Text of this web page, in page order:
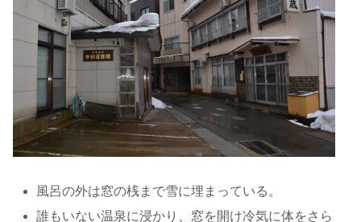
風呂の外は窓の桟まで雪に埋まっている。
誰もいない温泉に浸かり、窓を開け冷気に体をさら